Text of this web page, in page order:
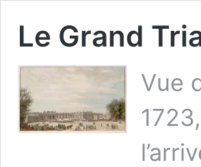
Le Grand
Vue